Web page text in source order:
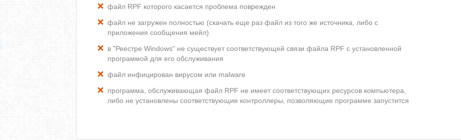
файл RPF которого касается проблема поврежден
файл не загружен полностью (скачать еще раз файл из того же источника, либо с
приложения сообщения мейл)
в "Реестре Windows" не существует соответствующей связи файла RPF с установленной
программой для его обслуживания
файл инфицирован вирусом или malware
программа, обслуживающая файл RPF не имеет соответствующих ресурсов компьютера,
либо не установлены соответствующие контроллеры, позволяющие программе запустится